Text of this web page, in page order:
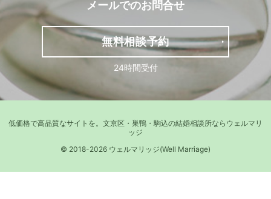
メールでのお問合せ
無料相談予約
24時間受付
© 2018-2026 ウェルマリッジ(Well Marriage)
低価格で高品質なサイトを。 文京区・巣鴨・駒込の結婚相談所ならウェルマリ
ッジ